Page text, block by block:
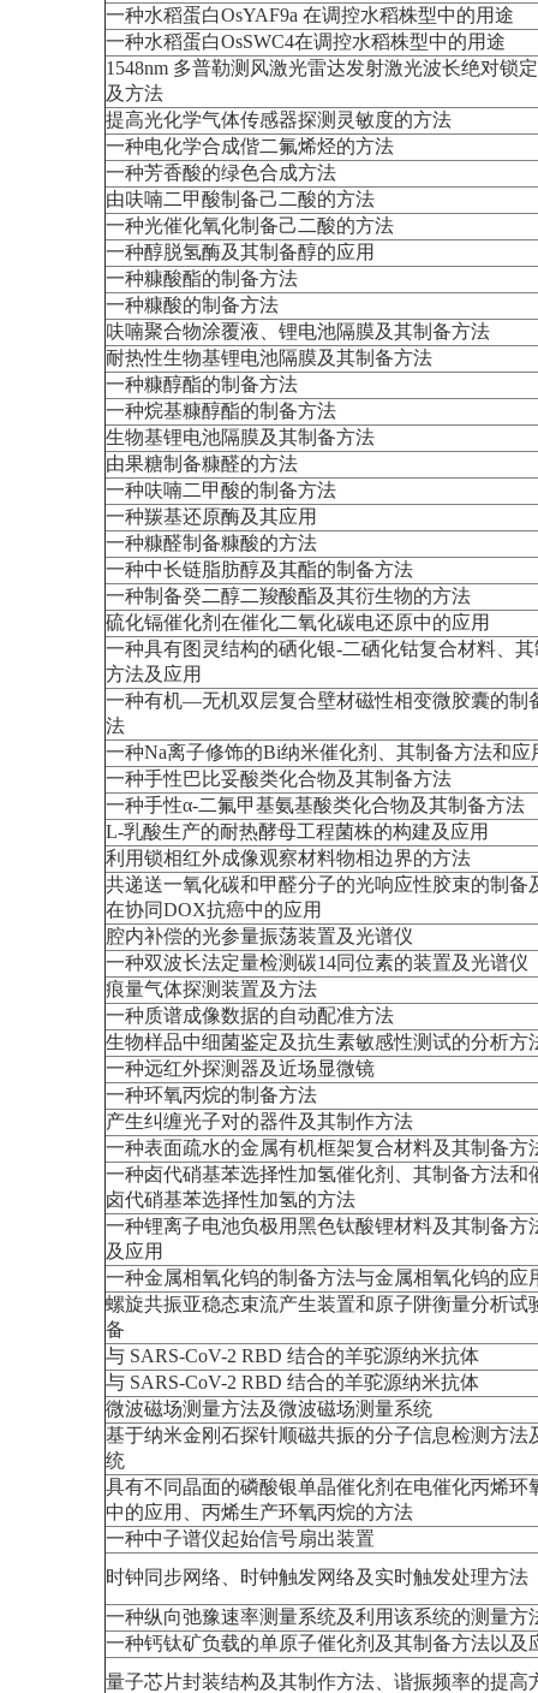
一种水稻蛋白OsYAF9a 在调控水稻株型中的用途
一种水稻蛋白OsSWC4在调控水稻株型中的用途
1548nm 多普勒测风激光雷达发射激光波长绝对锁
及方法
提高光化学气体传感器探测灵敏度的方法
一种电化学合成偕二氟烯烃的方法
一种芳香酸的绿色合成方法
由呋喃二甲酸制备己二酸的方法
一种光催化氧化制备己二酸的方法
一种醇脱氢酶及其制备醇的应用
一种糠酸酯的制备方法
一种糠酸的制备方法
呋喃聚合物涂覆液、锂电池隔膜及其制备方法
耐热性生物基锂电池隔膜及其制备方法
一种糠醇酯的制备方法
一种烷基糠醇酯的制备方法
生物基锂电池隔膜及其制备方法
由果糖制备糠醛的方法
一种呋喃二甲酸的制备方法
一种羰基还原酶及其应用
一种糠醛制备糠酸的方法
一种中长链脂肪醇及其酯的制备方法
一种制备癸二醇二羧酸酯及其衍生物的方法
硫化镉催化剂在催化二氧化碳电还原中的应用
一种具有图灵结构的硒化银-二硒化钴复合材料、
方法及应用
一种有机—无机双层复合壁材磁性相变微胶囊的制
法
一种Na离子修饰的Bi纳米催化剂、其制备方法和应
一种手性巴比妥酸类化合物及其制备方法
一种手性α-二氟甲基氨基酸类化合物及其制备方法
L-乳酸生产的耐热酵母工程菌株的构建及应用
利用锁相红外成像观察材料物相边界的方法
共递送一氧化碳和甲醛分子的光响应性胶束的制备
在协同DOX抗癌中的应用
腔内补偿的光参量振荡装置及光谱仪
一种双波长法定量检测碳14同位素的装置及光谱仪
痕量气体探测装置及方法
一种质谱成像数据的自动配准方法
生物样品中细菌鉴定及抗生素敏感性测试的分析方
一种远红外探测器及近场显微镜
一种环氧丙烷的制备方法
产生纠缠光子对的器件及其制作方法
一种表面疏水的金属有机框架复合材料及其制备方
一种卤代硝基苯选择性加氢催化剂、其制备方法和
卤代硝基苯选择性加氢的方法
一种锂离子电池负极用黑色钛酸锂材料及其制备方
及应用
一种金属相氧化钨的制备方法与金属相氧化钨的应
螺旋共振亚稳态束流产生装置和原子阱衡量分析试
备
与 SARS-CoV-2 RBD 结合的羊驼源纳米抗体
与 SARS-CoV-2 RBD 结合的羊驼源纳米抗体
微波磁场测量方法及微波磁场测量系统
基于纳米金刚石探针顺磁共振的分子信息检测方法
统
具有不同晶面的磷酸银单晶催化剂在电催化丙烯环
中的应用、丙烯生产环氧丙烷的方法
一种中子谱仪起始信号扇出装置
时钟同步网络、时钟触发网络及实时触发处理方法
一种纵向弛豫速率测量系统及利用该系统的测量方
一种钙钛矿负载的单原子催化剂及其制备方法以及
量子芯片封装结构及其制作方法、谐振频率的提高